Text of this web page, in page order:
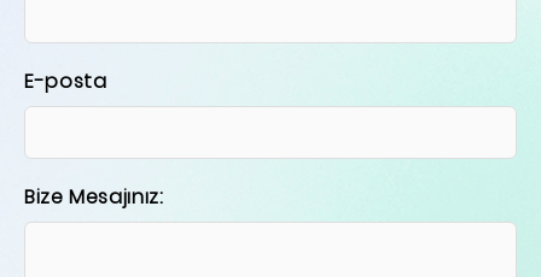
E-posta
Bize Mesajınız: